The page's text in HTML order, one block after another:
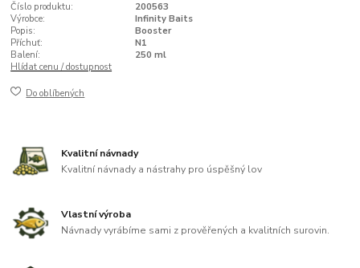
Číslo produktu:
200563
Výrobce:
Infinity Baits
Popis:
Booster
Příchuť:
N1
Balení:
250 ml
Hlídat cenu / dostupnost
Do oblíbených
Kvalitní návnady
Kvalitní návnady a nástrahy pro úspěšný lov
Vlastní výroba
Návnady vyrábíme sami z prověřených a kvalitních surovin.